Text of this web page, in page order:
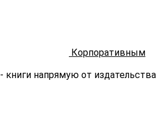
Корпоративным
- книги напрямую от издательства